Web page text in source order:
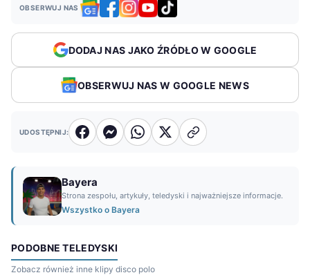
OBSERWUJ NAS
DODAJ NAS JAKO ŹRÓDŁO W GOOGLE
OBSERWUJ NAS W GOOGLE NEWS
UDOSTĘPNIJ:
Bayera
Strona zespołu, artykuły, teledyski i najważniejsze informacje.
Wszystko o Bayera
PODOBNE TELEDYSKI
Zobacz również inne klipy disco polo